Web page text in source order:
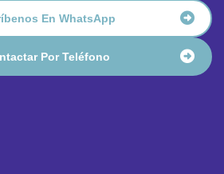
En WhatsApp
Por Teléfono